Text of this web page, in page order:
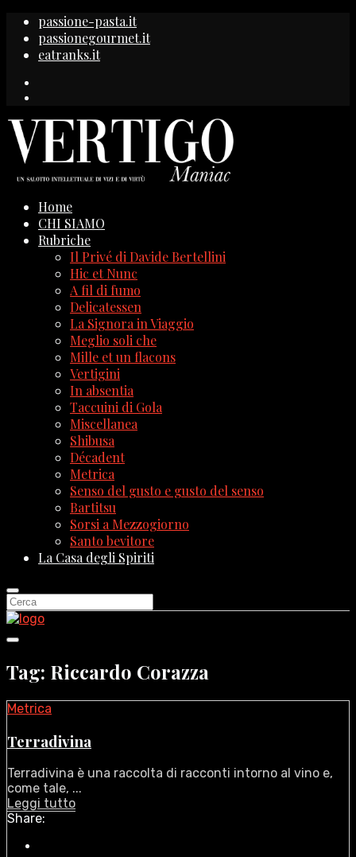
passione-pasta.it
passionegourmet.it
eatranks.it
Home
CHI SIAMO
Rubriche
Il Privé di Davide Bertellini
Hic et Nunc
A fil di fumo
Delicatessen
La Signora in Viaggio
Meglio soli che
Mille et un flacons
Vertigini
In absentia
Taccuini di Gola
Miscellanea
Shibusa
Décadent
Metrica
Senso del gusto e gusto del senso
Bartitsu
Sorsi a Mezzogiorno
Santo bevitore
La Casa degli Spiriti
Tag: Riccardo Corazza
Metrica
Terradivina
Terradivina è una raccolta di racconti intorno al vino e,
come tale, ...
Leggi tutto
Share: